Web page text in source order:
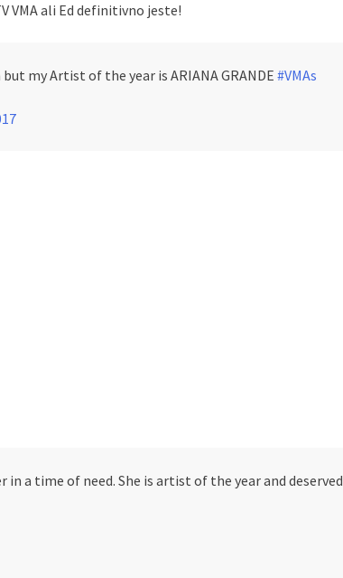
VMA ali Ed definitivno jeste!
my Artist of the year is ARIANA GRANDE #VMAs
a time of need. She is artist of the year and deserved